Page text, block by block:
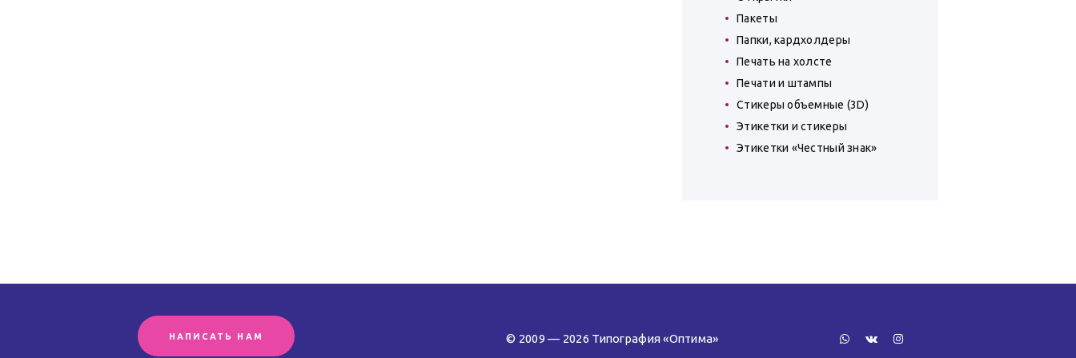
Пакеты
Папки, кардхолдеры
Печать на холсте
Печати и штампы
Стикеры объемные (3D)
Этикетки и стикеры
Этикетки «Честный знак»
НАПИСАТЬ НАМ © 2009 — 2026 Типография «Оптима»